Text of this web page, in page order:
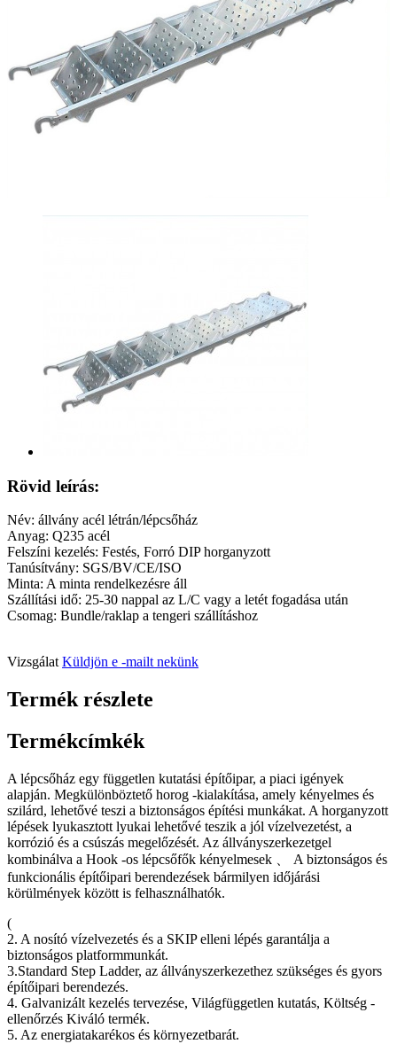
Rövid leírás:
Név: állvány acél létrán/lépcsőház
Anyag: Q235 acél
Felszíni kezelés: Festés, Forró DIP horganyzott
Tanúsítvány: SGS/BV/CE/ISO
Minta: A minta rendelkezésre áll
Szállítási idő: 25-30 nappal az L/C vagy a letét fogadása után
Csomag: Bundle/raklap a tengeri szállításhoz
Vizsgálat Küldjön e -mailt nekünk
Termék részlete
Termékcímkék
A lépcsőház egy független kutatási építőipar, a piaci igények
alapján. Megkülönböztető horog -kialakítása, amely kényelmes és
szilárd, lehetővé teszi a biztonságos építési munkákat. A horganyzott
lépések lyukasztott lyukai lehetővé teszik a jól vízelvezetést, a
korrózió és a csúszás megelőzését. Az állványszerkezetgel
kombinálva a Hook -os lépcsőfők kényelmesek 、 A biztonságos és
funkcionális építőipari berendezések bármilyen időjárási
körülmények között is felhasználhatók.
(
2. A nosító vízelvezetés és a SKIP elleni lépés garantálja a
biztonságos platformmunkát.
3.Standard Step Ladder, az állványszerkezethez szükséges és gyors
építőipari berendezés.
4. Galvanizált kezelés tervezése, Világfüggetlen kutatás, Költség -
ellenőrzés Kiváló termék.
5. Az energiatakarékos és környezetbarát.